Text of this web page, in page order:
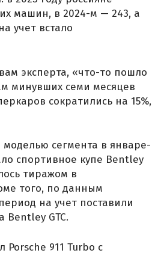
машин, в 2024-м — 243, а
учет встало
эксперта, «что-то пошло
минувших семи месяцев
сократились на 15%,
сегмента в январе-
спортивное купе Bentley
тиражом в
того, по данным
на учет поставили
Bentley GTC.
Porsche 911 Turbo с